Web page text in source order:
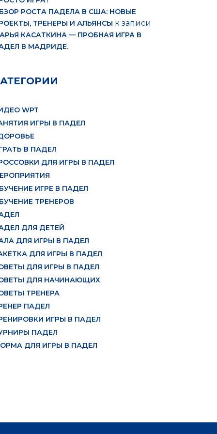
РОСТА ПАДЕЛА В США: НОВЫЕ
ТРЕНЕРЫ И АЛЬЯНСЫ к записи
КАСАТКИНА — ПРОБНАЯ ИГРА В
В МАДРИДЕ.
WPT
ИГРЫ В ПАДЕЛ
В ПАДЕЛ
ДЛЯ ИГРЫ В ПАДЕЛ
ИГРЕ В ПАДЕЛ
ТРЕНЕРОВ
ДЛЯ ДЕТЕЙ
ДЛЯ ИГРЫ В ПАДЕЛ
ДЛЯ ИГРЫ В ПАДЕЛ
ДЛЯ ИГРЫ В ПАДЕЛ
ДЛЯ НАЧИНАЮЩИХ
ТРЕНЕРА
ПАДЕЛ
ИГРЫ В ПАДЕЛ
ПАДЕЛ
ДЛЯ ИГРЫ В ПАДЕЛ